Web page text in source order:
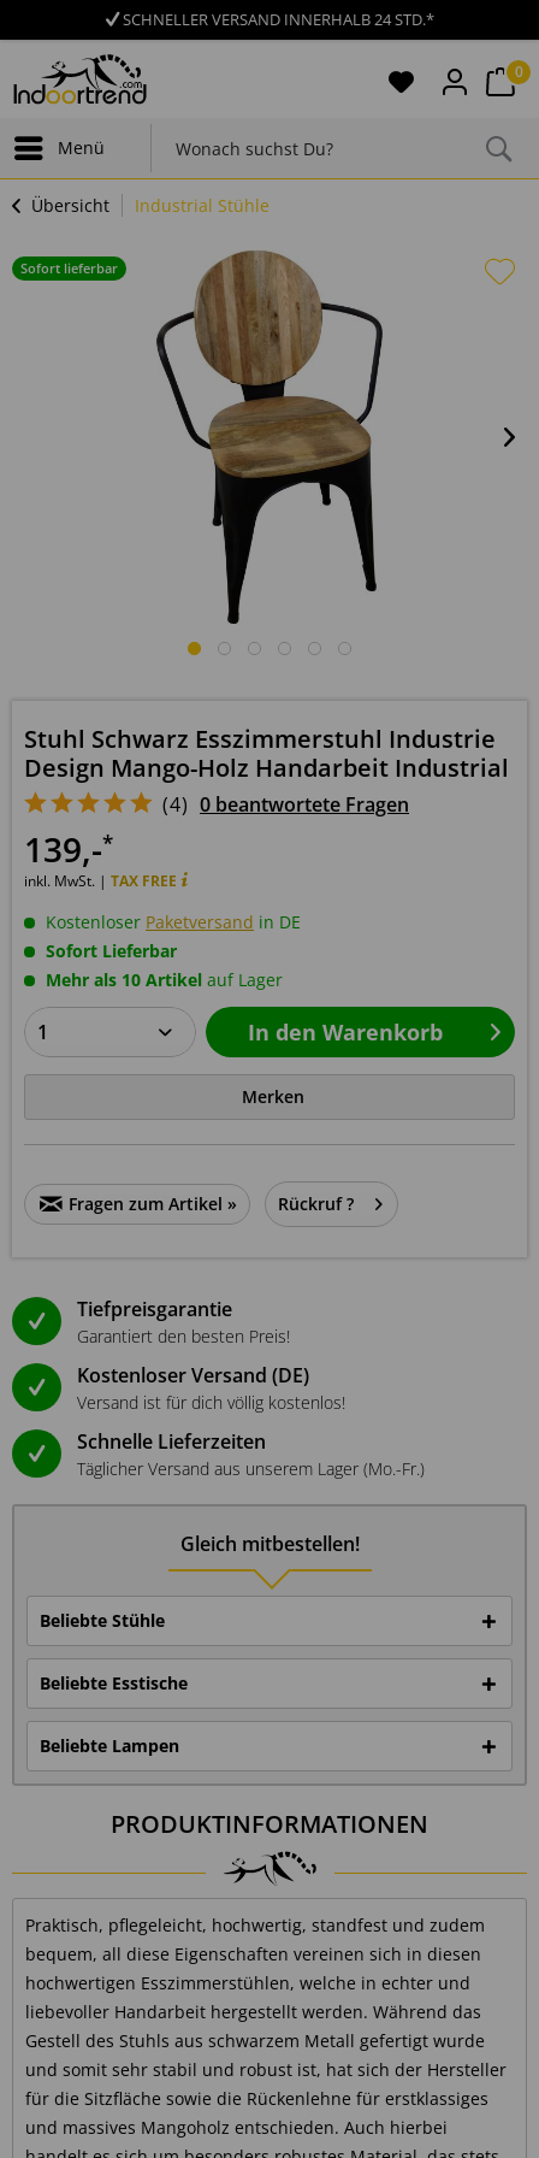
SCHNELLER VERSAND INNERHALB 24 STD.*
Menü
0
Übersicht Industrial Stühle
Sofort lieferbar
Stuhl Schwarz Esszimmerstuhl Industrie
Design Mango-Holz Handarbeit Industrial
(4) 0 beantwortete Fragen
139,-*
inkl. MwSt. | TAX FREE
Kostenloser Paketversand in DE
Sofort Lieferbar
Mehr als 10 Artikel auf Lager
In den Warenkorb
Merken
Fragen zum Artikel » Rückruf ?
Tiefpreisgarantie
Garantiert den besten Preis!
Kostenloser Versand (DE)
Versand ist für dich völlig kostenlos!
Schnelle Lieferzeiten
Täglicher Versand aus unserem Lager (Mo.-Fr.)
Gleich mitbestellen!
Beliebte Stühle
Beliebte Esstische
Beliebte Lampen
PRODUKTINFORMATIONEN
Praktisch, pflegeleicht, hochwertig, standfest und zudem
bequem, all diese Eigenschaften vereinen sich in diesen
hochwertigen Esszimmerstühlen, welche in echter und
liebevoller Handarbeit hergestellt werden. Während das
Gestell des Stuhls aus schwarzem Metall gefertigt wurde
und somit sehr stabil und robust ist, hat sich der Hersteller
für die Sitzfläche sowie die Rückenlehne für erstklassiges
und massives Mangoholz entschieden. Auch hierbei